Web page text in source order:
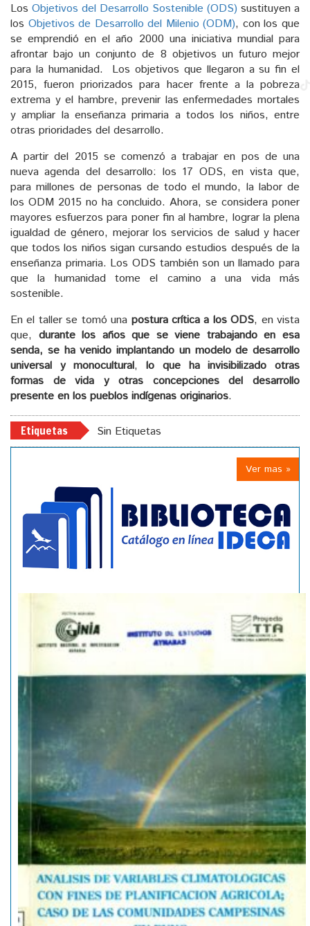
Los Objetivos del Desarrollo Sostenible (ODS) sustituyen a
los Objetivos de Desarrollo del Milenio (ODM), con los que
se emprendió en el año 2000 una iniciativa mundial para
afrontar bajo un conjunto de 8 objetivos un futuro mejor
para la humanidad. Los objetivos que llegaron a su fin el
2015, fueron priorizados para hacer frente a la pobreza
extrema y el hambre, prevenir las enfermedades mortales
y ampliar la enseñanza primaria a todos los niños, entre
otras prioridades del desarrollo.
A partir del 2015 se comenzó a trabajar en pos de una
nueva agenda del desarrollo: los 17 ODS, en vista que,
para millones de personas de todo el mundo, la labor de
los ODM 2015 no ha concluido. Ahora, se considera poner
mayores esfuerzos para poner fin al hambre, lograr la plena
igualdad de género, mejorar los servicios de salud y hacer
que todos los niños sigan cursando estudios después de la
enseñanza primaria. Los ODS también son un llamado para
que la humanidad tome el camino a una vida más
sostenible.
En el taller se tomó una postura crítica a los ODS, en vista
que, durante los años que se viene trabajando en esa
senda, se ha venido implantando un modelo de desarrollo
universal y monocultural,lo que ha invisibilizado otras
formas de vida y otras concepciones del desarrollo
presente en los pueblos indígenas originarios.
Etiquetas Sin Etiquetas
Ver mas »